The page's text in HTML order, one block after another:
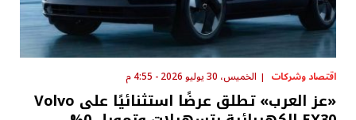
اقتصاد وشركات الخميس، 30 يوليو 2026 - 4:55 م
«عز العرب» تطلق عرضًا استثنائيًا على Volvo